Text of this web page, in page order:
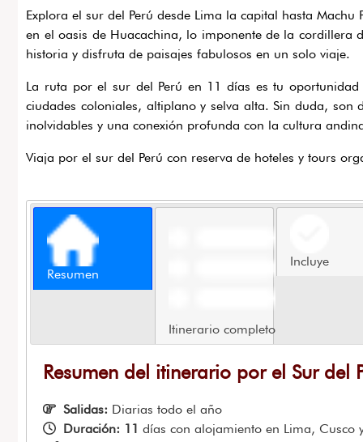
navegación
Explora el sur del Perú desde Lima la capital hasta
en el oasis de Huacachina, lo imponente de la cordillera
historia y disfruta de paisajes fabulosos en un solo viaje.
La ruta por el sur del Perú en 11 días es tu
ciudades coloniales, altiplano y selva alta. Sin duda, son
inolvidables y una conexión profunda con la cultura
Viaja por el sur del Perú con reserva de hoteles y tours
Resumen
Itinerario completo
Incluye
Resumen del itinerario por el Sur del
Salidas: Diarias todo el año
Duración: 11 días con alojamiento en Lima, Cusco